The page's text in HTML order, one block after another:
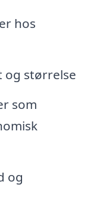
hos
og størrelse
som
og